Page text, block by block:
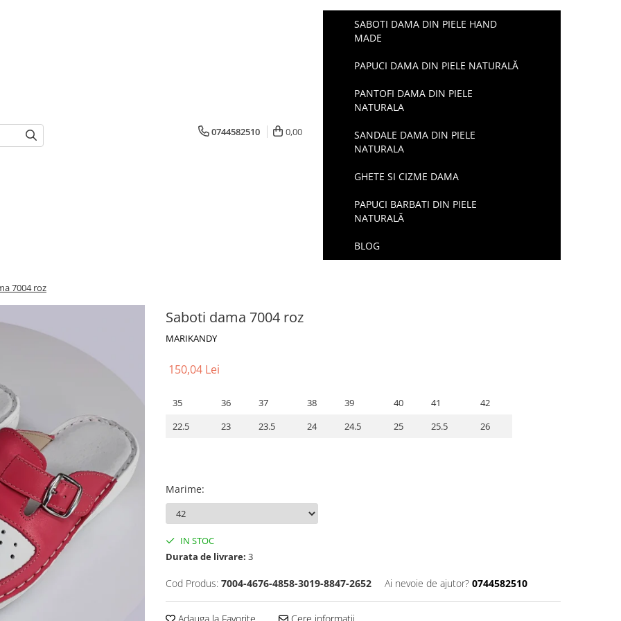
0744582510 0,00
SABOTI DAMA DIN PIELE HAND
MADE
PAPUCI DAMA DIN PIELE NATURALĂ
PANTOFI DAMA DIN PIELE
NATURALA
SANDALE DAMA DIN PIELE
NATURALA
GHETE SI CIZME DAMA
PAPUCI BARBATI DIN PIELE
NATURALĂ
BLOG
7004 roz
Saboti dama 7004 roz
MARIKANDY
150,04 Lei
35 36 37 38 39 40 41
42
22.5
23 23.5 24 24.5 25 25.5 26
Marime:
IN STOC
Durata de livrare: 3
Cod Produs: 7004-4676-4858-3019-8847-2652 Ai nevoie de ajutor? 0744582510